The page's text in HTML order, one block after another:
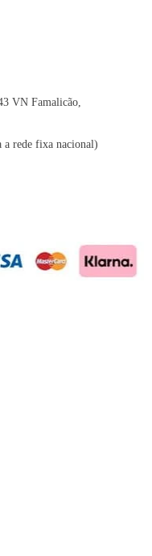
VN Famalicão,
a rede fixa nacional)